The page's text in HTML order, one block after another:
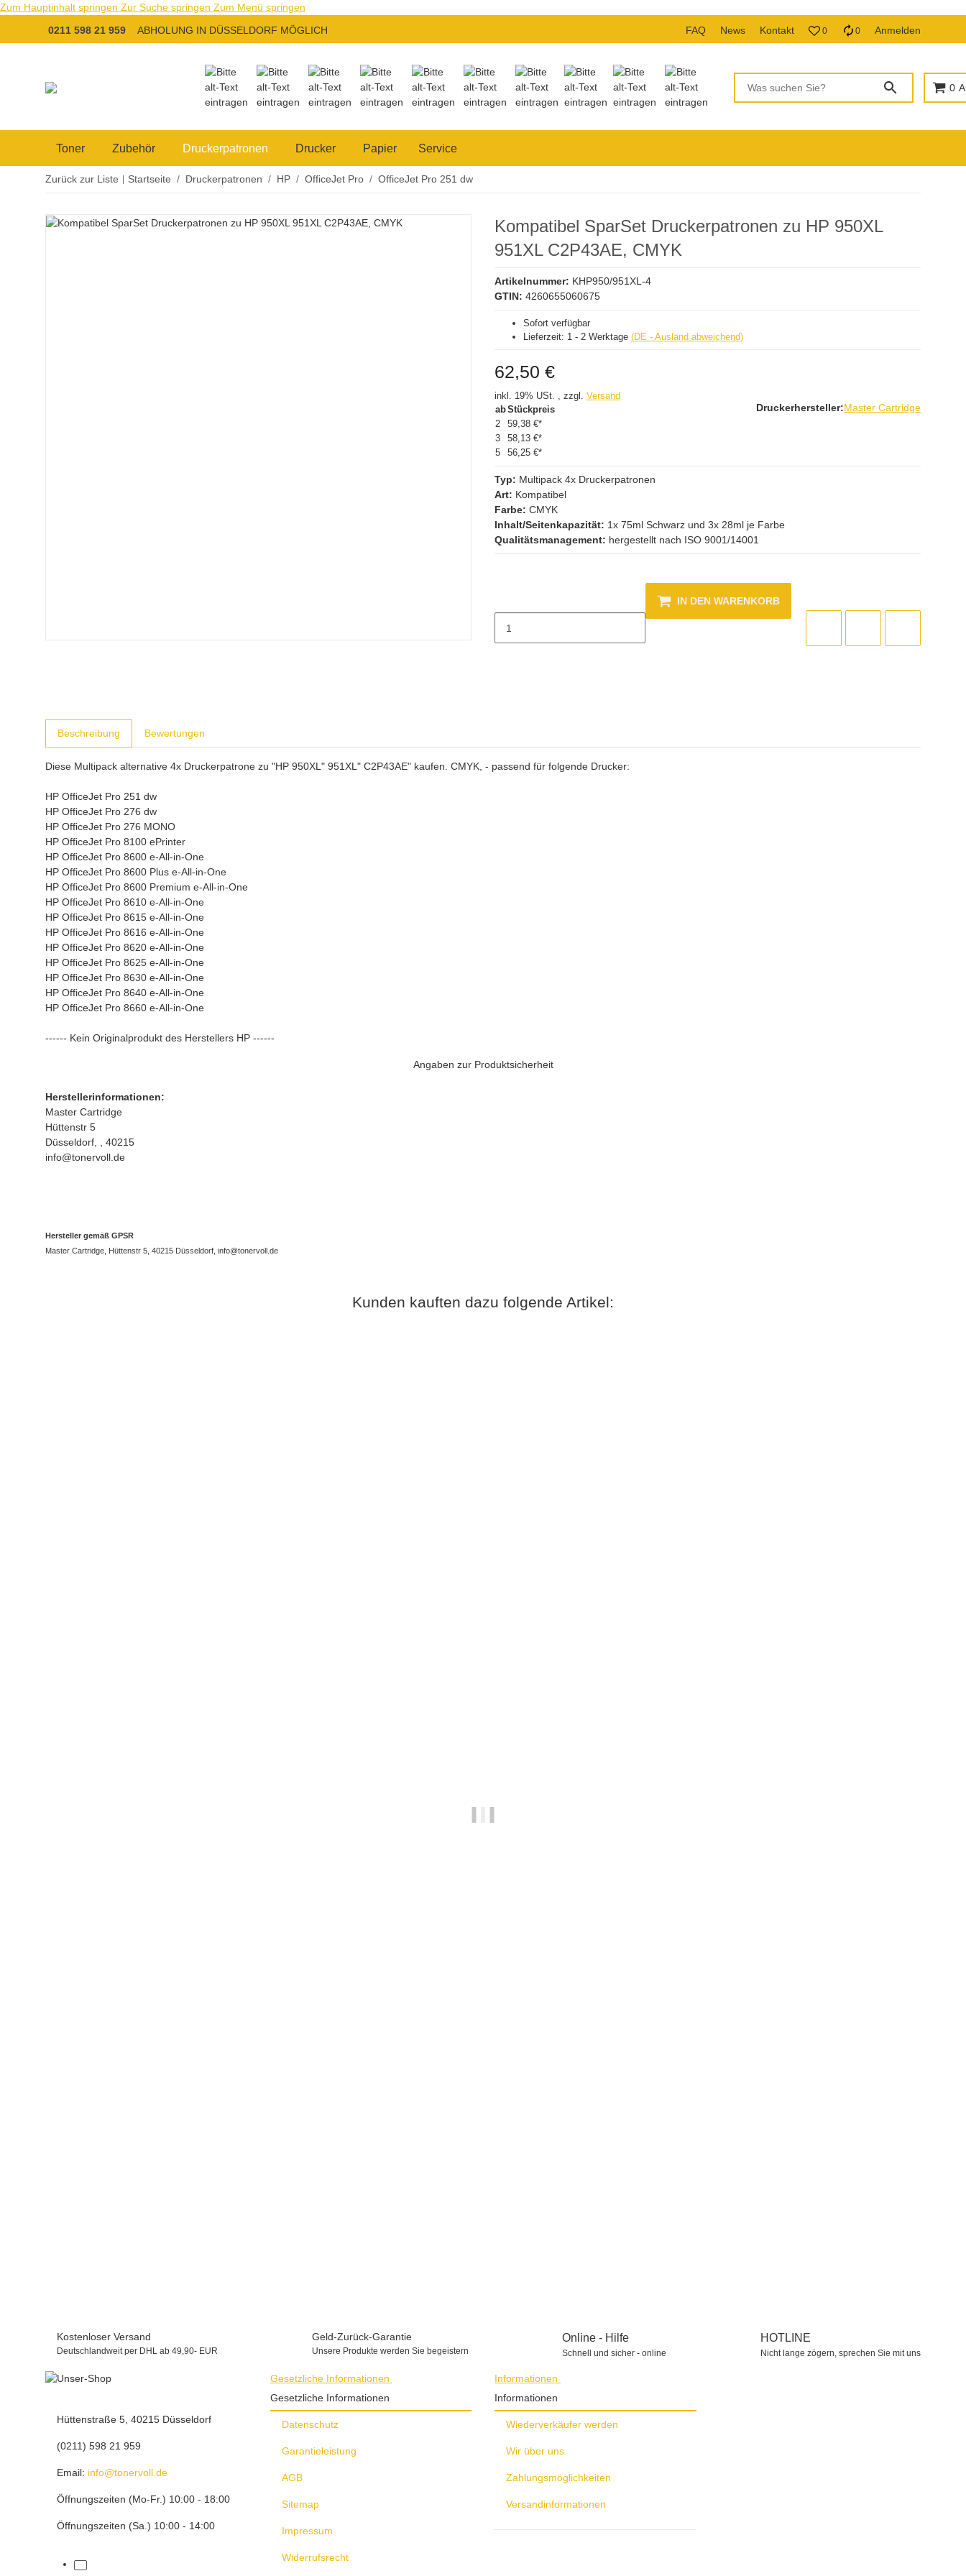
Zum Hauptinhalt springen Zur Suche springen Zum Menü springen
0211 598 21 959
ABHOLUNG IN DÜSSELDORF MÖGLICH FAQ News Kontakt 0 0 Anmelden
0
Toner Zubehör Druckerpatronen Drucker Papier Service
Zurück zur Liste Startseite Druckerpatronen HP OfficeJet Pro OfficeJet Pro 251 dw
Kompatibel SparSet Druckerpatronen zu HP 950XL
951XL C2P43AE, CMYK
Artikelnummer: KHP950/951XL-4
GTIN: 4260655060675
Sofort verfügbar
Lieferzeit: 1 - 2 Werktage (DE - Ausland abweichend)
62,50 €
inkl. 19% USt. , zzgl. Versand
abStückpreis
2
59,38 €*
3
58,13 €*
5
56,25 €*
Druckerhersteller:Master Cartridge
Typ: Multipack 4x Druckerpatronen
Art: Kompatibel
Farbe: CMYK
Inhalt/Seitenkapazität: 1x 75ml Schwarz und 3x 28ml je Farbe
Qualitätsmanagement: hergestellt nach ISO 9001/14001
IN DEN WARENKORB
Beschreibung Bewertungen
Diese Multipack alternative 4x Druckerpatrone zu "HP 950XL" 951XL" C2P43AE" kaufen. CMYK, - passend für folgende Drucker:
HP OfficeJet Pro 251 dw
HP OfficeJet Pro 276 dw
HP OfficeJet Pro 276 MONO
HP OfficeJet Pro 8100 ePrinter
HP OfficeJet Pro 8600 e-All-in-One
HP OfficeJet Pro 8600 Plus e-All-in-One
HP OfficeJet Pro 8600 Premium e-All-in-One
HP OfficeJet Pro 8610 e-All-in-One
HP OfficeJet Pro 8615 e-All-in-One
HP OfficeJet Pro 8616 e-All-in-One
HP OfficeJet Pro 8620 e-All-in-One
HP OfficeJet Pro 8625 e-All-in-One
HP OfficeJet Pro 8630 e-All-in-One
HP OfficeJet Pro 8640 e-All-in-One
HP OfficeJet Pro 8660 e-All-in-One
------ Kein Originalprodukt des Herstellers HP ------
Angaben zur Produktsicherheit
Herstellerinformationen:
Master Cartridge
Hüttenstr 5
Düsseldorf, , 40215
info@tonervoll.de
Hersteller gemäß GPSR
Master Cartridge, Hüttenstr 5, 40215 Düsseldorf, info@tonervoll.de
Kunden kauften dazu folgende Artikel:
Kostenloser Versand
Deutschlandweit per DHL ab 49,90- EUR
Geld-Zurück-Garantie
Unsere Produkte werden Sie begeistern
Online - Hilfe
Schnell und sicher - online
HOTLINE
Nicht lange zögern, sprechen Sie mit uns
Hüttenstraße 5, 40215 Düsseldorf
(0211) 598 21 959
Email: info@tonervoll.de
Öffnungszeiten (Mo-Fr.) 10:00 - 18:00
Öffnungszeiten (Sa.) 10:00 - 14:00
facebook
Gesetzliche Informationen
Gesetzliche Informationen
Datenschutz
Garantieleistung
AGB
Sitemap
Impressum
Widerrufsrecht
Informationen
Informationen
Wiederverkäufer werden
Wir über uns
Zahlungsmöglichkeiten
Versandinformationen